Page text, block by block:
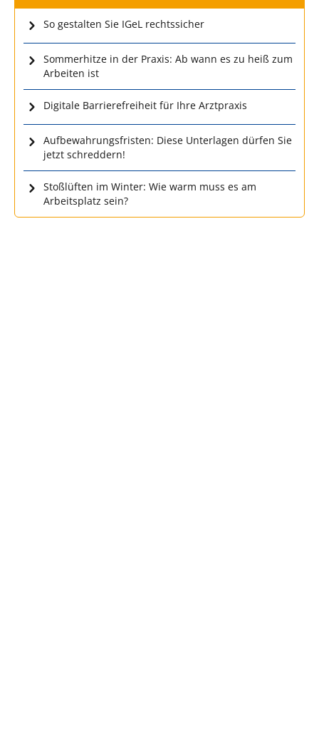
So gestalten Sie IGeL rechtssicher
Sommerhitze in der Praxis: Ab wann es zu heiß zum
Arbeiten ist
Digitale Barrierefreiheit für Ihre Arztpraxis
Aufbewahrungsfristen: Diese Unterlagen dürfen Sie
jetzt schreddern!
Stoßlüften im Winter: Wie warm muss es am
Arbeitsplatz sein?